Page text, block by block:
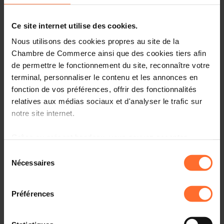
Ce site internet utilise des cookies.
Nous utilisons des cookies propres au site de la
Chambre de Commerce ainsi que des cookies tiers afin
de permettre le fonctionnement du site, reconnaître votre
terminal, personnaliser le contenu et les annonces en
fonction de vos préférences, offrir des fonctionnalités
relatives aux médias sociaux et d'analyser le trafic sur
notre site internet.
à l’exception des cookies strictement nécessaires au
fonctionnement du site. Une description des différents
cookies est accessible sous l’onglet « Détails » ci-
dessus.
Il est précisé que la navigation sur le site et certaines
Nécessaires
Préférences
Chapitre 3 : La Conservation des Documents liés à la
Gestion Administrative de l’Entreprise
Chapitre 4 : Les Sanctions
Chapitre 5 : Ouvrir et Maintenir un Compte Bancaire
Cadre du Non-Respect des Obligations Comptables et
Fiscales de l’Entreprise
A propos du Q&As en live (30’) :